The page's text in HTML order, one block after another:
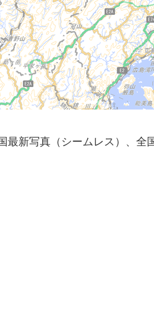
最新写真（シームレス）、全